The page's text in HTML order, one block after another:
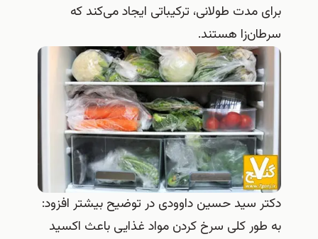
برای مدت طولانی، ترکیباتی ایجاد می‌کند که
سرطان‌زا هستند.
دکتر سید حسین داوودی در توضیح بیشتر افزود:
به طور کلی سرخ کردن مواد غذایی باعث اکسید